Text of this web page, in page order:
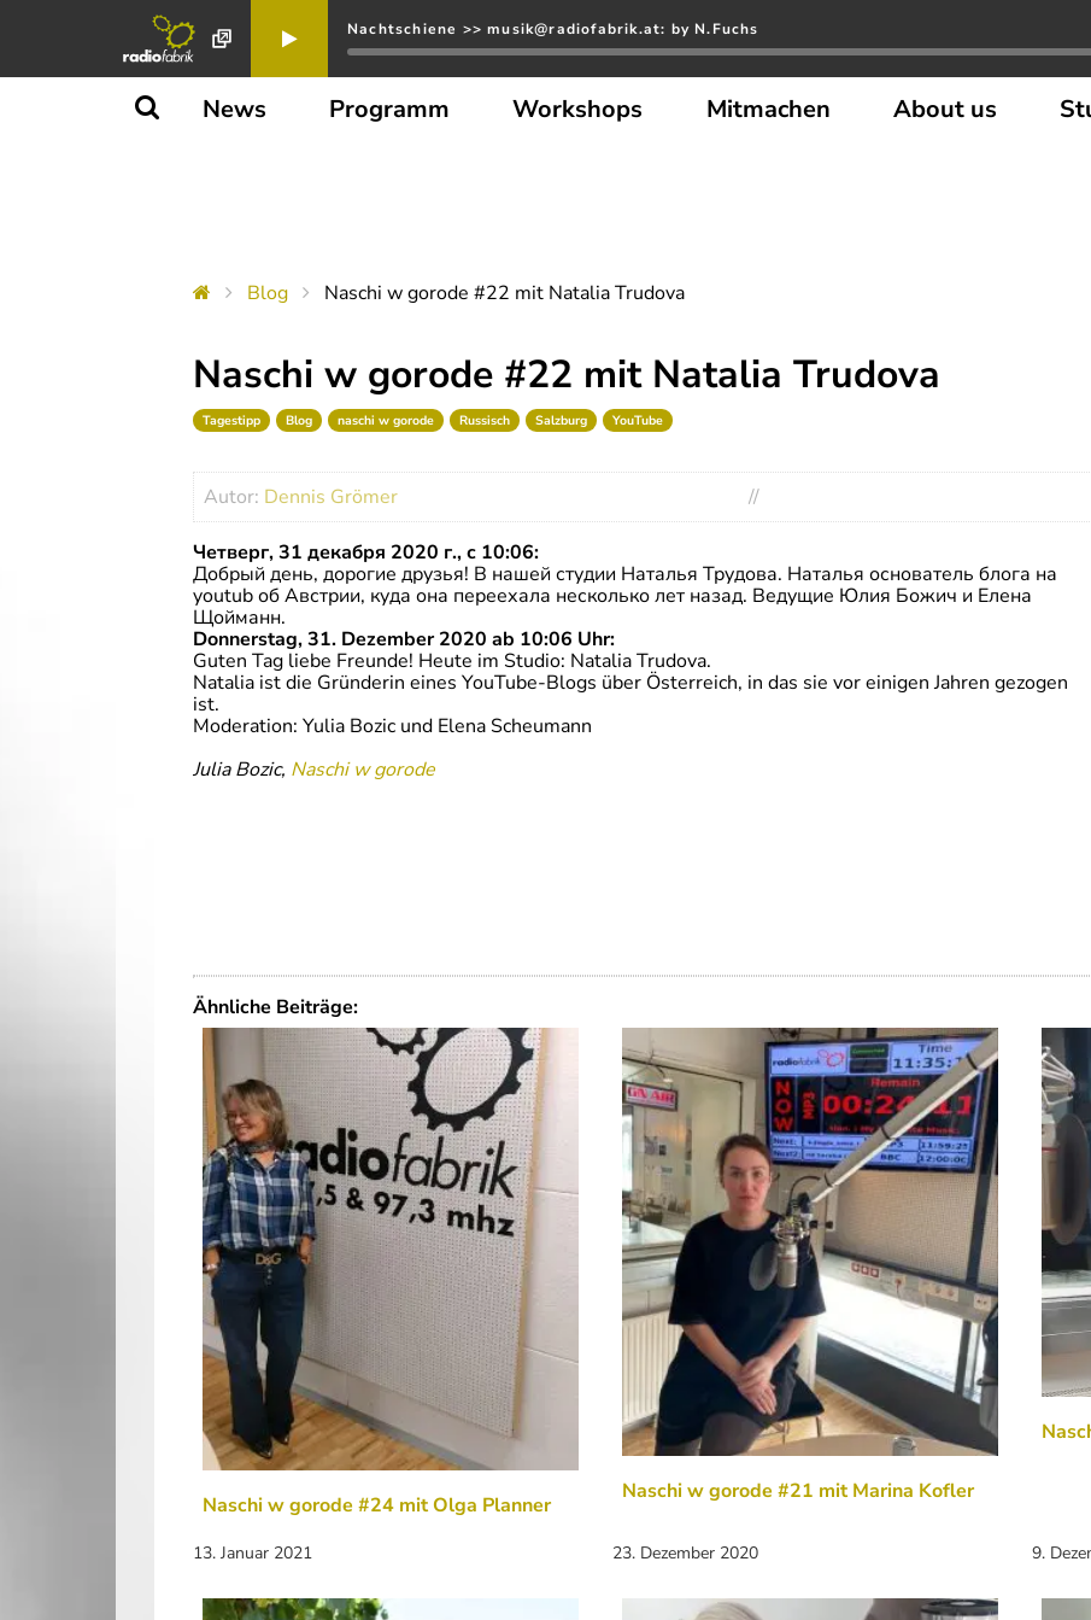
Nachtschiene >> musik@radiofabrik.at: by N.Fuchs
News Programm Workshops Mitmachen About us
Blog Naschi w gorode #22 mit Natalia Trudova
Naschi w gorode #22 mit Natalia Trudova
Tagestipp Blog naschi w gorode Russisch Salzburg YouTube
Autor: Dennis Grömer //
Четверг, 31 декабря 2020 г., с 10:06:
Добрый день, дорогие друзья! В нашей студии Наталья Трудова. Наталья основатель блога на
youtub об Австрии, куда она переехала несколько лет назад. Ведущие Юлия Божич и Елена
Щойманн.
Donnerstag, 31. Dezember 2020 ab 10:06 Uhr:
Guten Tag liebe Freunde! Heute im Studio: Natalia Trudova.
Natalia ist die Gründerin eines YouTube-Blogs über Österreich, in das sie vor einigen Jahren gezogen
ist.
Moderation: Yulia Bozic und Elena Scheumann
Julia Bozic, Naschi w gorode
Ähnliche Beiträge:
Naschi w gorode #24 mit Olga Planner
13. Januar 2021
Naschi w gorode #21 mit Marina Kofler
23. Dezember 2020 9.